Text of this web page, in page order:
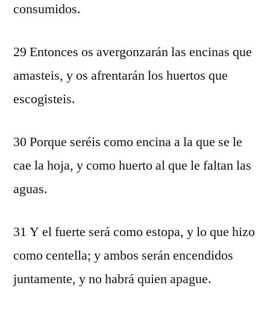
consumidos.
29 Entonces os avergonzarán las encinas que
amasteis, y os afrentarán los huertos que
escogisteis.
30 Porque seréis como encina a la que se le
cae la hoja, y como huerto al que le faltan las
aguas.
31 Y el fuerte será como estopa, y lo que hizo
como centella; y ambos serán encendidos
juntamente, y no habrá quien apague.